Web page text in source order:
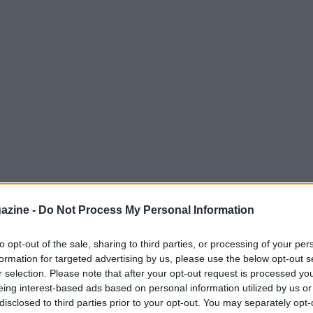
- Do Not Process My Personal Information
opt-out of the sale, sharing to third parties, or processing of your
for targeted advertising by us, please use the below opt-out
selection. Please note that after your opt-out request is processed
interest-based ads based on personal information utilized by us
to third parties prior to your opt-out. You may separately
si accende sul lungomare del
di Vieste è la sede scelta per la
Beach Serie A 2026. Per la prima volta